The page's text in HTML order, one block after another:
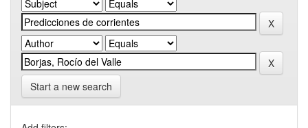
Start a new search